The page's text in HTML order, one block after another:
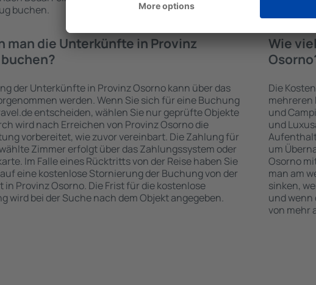
buchen.
man die Unterkünfte in Provinz
der Unterkünfte in Provinz Osorno kann über das
werden. Wenn Sie sich für eine Buchung
entscheiden, wählen Sie nur geprüfte Objekte
wird nach Erreichen von Provinz Osorno die
vorbereitet, wie zuvor vereinbart. Die Zahlung für
Zimmer erfolgt über das Zahlungssystem oder
Im Falle eines Rücktritts von der Reise haben Sie
eine kostenlose Stornierung der Buchung von der
Provinz Osorno. Die Frist für die kostenlose
wird bei der Suche nach dem Objekt angegeben.
Wie
Die
mehreren
und
und
um
Osorno
man am
sinken,
und wenn
von mehr